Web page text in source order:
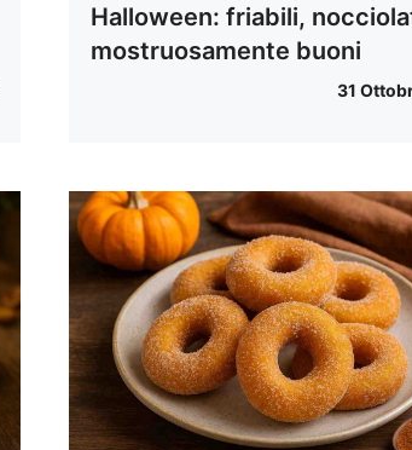
Halloween: friabili,
mostruosamente buoni
31